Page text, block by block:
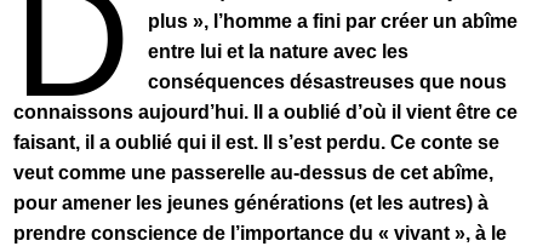
D
plus », l’homme a fini par créer un abîme
entre lui et la nature avec les
conséquences désastreuses que nous
connaissons aujourd’hui. Il a oublié d’où il vient être ce
faisant, il a oublié qui il est. Il s’est perdu. Ce conte se
veut comme une passerelle au-dessus de cet abîme,
pour amener les jeunes générations (et les autres) à
prendre conscience de l’importance du « vivant », à le